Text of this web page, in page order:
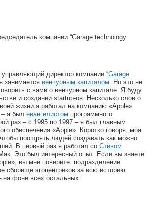
компании “Garage technology
директор компании “Garage
занимается венчурным капиталом . Но это не
с вами о венчурном капитале. Я буду
и создании startup-ов. Несколько слов о
жизни я работал на компанию «Apple»:
– я был евангелистом программного
раз – с 1995 по 1997 – я был главным
обеспечения «Apple». Коротко говоря, моя
поощрять людей создавать как можно
В первый раз я работал со Стивом
Это был интересный опыт. Если вы знаете
вы мне поверите: подразделение
сборище эгоцентриков за всю историю
фоне всех остальных.